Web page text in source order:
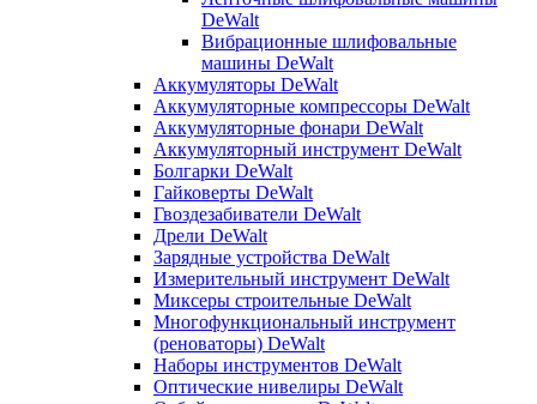
DeWalt
Вибрационные шлифовальные
машины DeWalt
Аккумуляторы DeWalt
Аккумуляторные компрессоры DeWalt
Аккумуляторные фонари DeWalt
Аккумуляторный инструмент DeWalt
Болгарки DeWalt
Гайковерты DeWalt
Гвоздезабиватели DeWalt
Дрели DeWalt
Зарядные устройства DeWalt
Измерительный инструмент DeWalt
Миксеры строительные DeWalt
Многофункциональный инструмент
(реноваторы) DeWalt
Наборы инструментов DeWalt
Оптические нивелиры DeWalt